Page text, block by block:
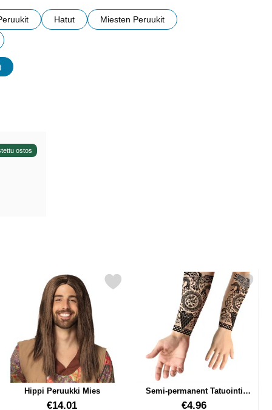
Hatut Miesten Peruukit
ostos
Hippi Peruukki Mies
Tuote.nro 38312€14.01
Merkitse hippi Peruukki Mies suosikiksi
Semi-permanent Tatuointi
Viikinki
Tuote.nro 85680€4.96
Merkitse semi-permanent